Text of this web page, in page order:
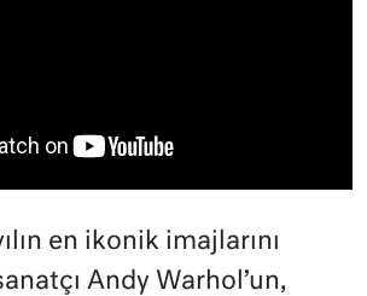
en ikonik imajlarını
Andy Warhol’un,